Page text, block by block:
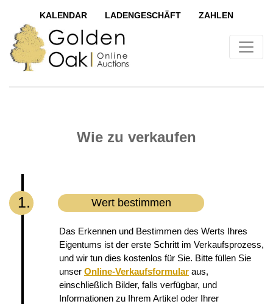
KALENDAR LADENGESCHÄFT ZAHLEN
Wie zu verkaufen
1. Wert bestimmen
Das Erkennen und Bestimmen des Werts Ihres
Eigentums ist der erste Schritt im Verkaufsprozess,
und wir tun dies kostenlos für Sie. Bitte füllen Sie
unser Online-Verkaufsformular aus,
einschließlich Bilder, falls verfügbar, und
Informationen zu Ihrem Artikel oder Ihrer